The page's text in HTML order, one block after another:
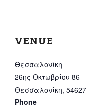
VENUE
Θεσσαλονίκη
26ης Οκτωβρίου 86
Θεσσαλονίκη, 54627
Phone